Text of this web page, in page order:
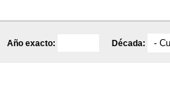
Año exacto: Década: